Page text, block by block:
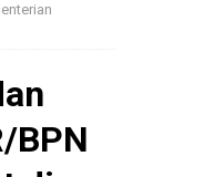
BPN